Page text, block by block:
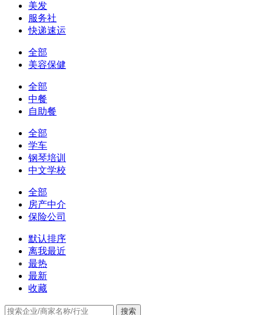
美发
服务社
快递速运
全部
美容保健
全部
中餐
自助餐
全部
学车
钢琴培训
中文学校
全部
房产中介
保险公司
默认排序
离我最近
最热
最新
收藏
搜索